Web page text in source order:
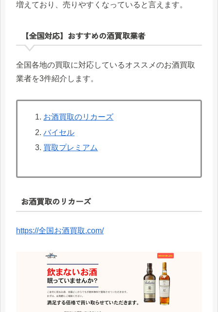
増えており、売りやすくなっていると言えます。
【全国対応】おすすめの酒買取業者
全国各地の買取に対応しているオススメのお酒買取
業者を3件紹介します。
お酒買取のリカーズ
バイセル
買取プレミアム
お酒買取のリカーズ
https://全国お酒買取.com/